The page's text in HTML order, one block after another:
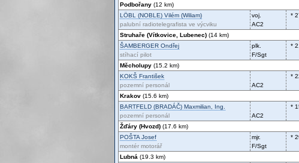
Podbořany (12 km)
LÖBL (NOBLE) Vilém (Wiliam)
palubní radiotelegrafista ve výcviku
voj.
AC2
*
Struhaře (Vítkovice, Lubenec) (14 km)
ŠAMBERGER Ondřej
stíhací pilot
plk.
F/Sgt
*
Měcholupy (15.2 km)
KOKŠ František
pozemní personál
AC2
*
Krakov (15.6 km)
BARTFELD (BRADÁČ) Maxmilian, Ing.
pozemní personál
AC2
*
Žďáry (Hvozd) (17.6 km)
POŠTA Josef
montér motorář
mjr.
F/Sgt
*
Lubná (19.3 km)